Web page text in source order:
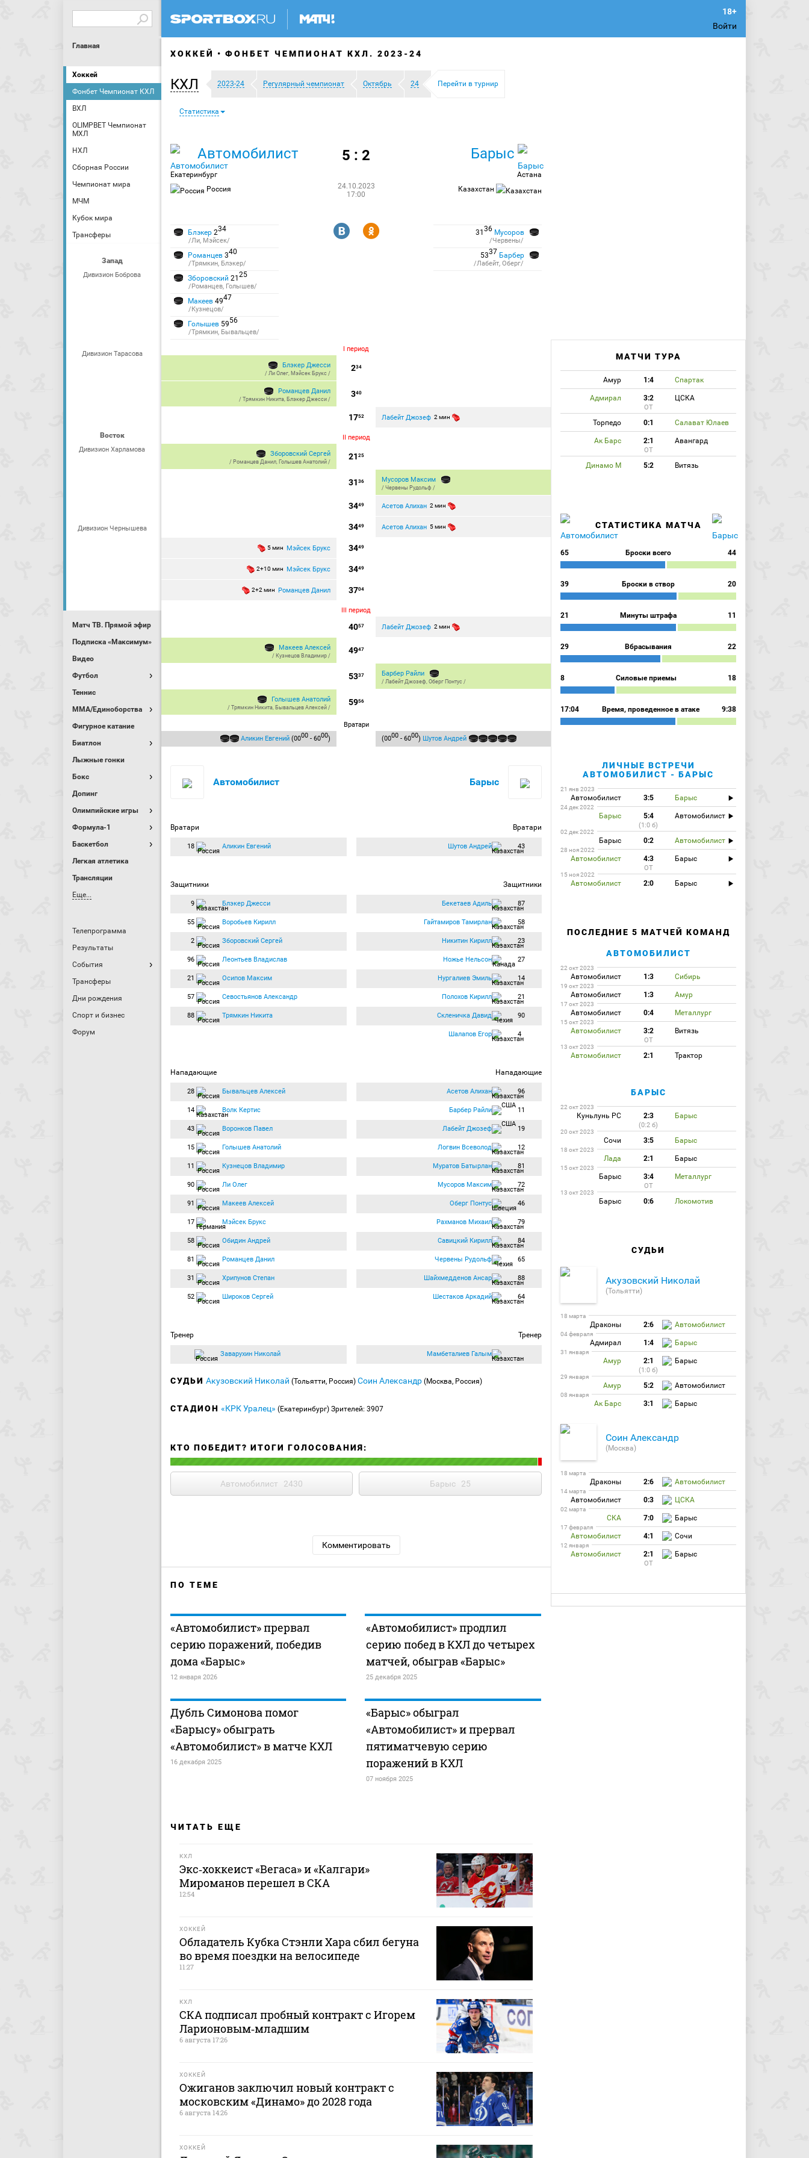
Войти
Главная
Хоккей
Фонбет Чемпионат КХЛ
ВХЛ
OLIMPBET Чемпионат
МХЛ
НХЛ
Сборная России
Чемпионат мира
МЧМ
Кубок мира
Трансферы
Запад
Дивизион Боброва
Дивизион Тарасова
Восток
Дивизион Харламова
Дивизион Чернышева
Матч ТВ. Прямой эфир
Подписка «Максимум»
Видео
Футбол
Теннис
MMA/Единоборства
Фигурное катание
Биатлон
Лыжные гонки
Бокс
Допинг
Олимпийские игры
Формула-1
Баскетбол
Легкая атлетика
Трансляции
Еще...
Телепрограмма
Результаты
События
Трансферы
Дни рождения
Спорт и бизнес
Форум
ХОККЕЙ ФОНБЕТ ЧЕМПИОНАТ КХЛ. 2023-24
КХЛ 2023-24 Регулярный чемпионат Октябрь 24 Перейти в турнир
Статистика
Автомобилист
Екатеринбург
Россия
5 : 2
24.10.2023
17:00
Барыс
Астана
Казахстан
Блэкер 234
/Ли, Мэйсек/
Романцев 340
/Трямкин, Блэкер/
Зборовский 21 25
/Романцев, Голышев/
Макеев 4947
/Кузнецов/
Голышев 5956
/Трямкин, Бывальцев/
R Y 3136 Мусоров
/Червены/
5337 Барбер
/Лабейт, Оберг/
I период
234
Блэкер Джесси
/Ли Олег, Мэйсек Брукс /
340
Романцев Данил
/Трямкин Никита, Блэкер Джесси /
1752 Лабейт Джозеф 2 мин
II период
21 25
Зборовский Сергей
/ Романцев Данил, Голышев Анатолий /
31 36 Мусоров Максим
/Червены Рудольф /
3449 Асетов Алихан 2 мин
3449 Асетов Алихан 5 мин
3449
5 мин Мэйсек Брукс
3449
2+10 мин Мэйсек Брукс
3704
2+2 мин Романцев Данил
III период
4057 Лабейт Джозеф 2 мин
4947
Макеев Алексей
/ Кузнецов Владимир /
5337 Барбер Райли
/Лабейт Джозеф,Оберг Понтус /
5956
Голышев Анатолий
/Трямкин Никита, Бывальцев Алексей /
Вратари
Аликин Евгений (0000 - 6000) (0000 - 6000) Шутов Андрей
Автомобилист
Вратари
18 Аликин Евгений
Защитники
9 Блэкер Джесси
55 Воробьев Кирилл
2 Зборовский Сергей
96 Леонтьев Владислав
21 Осипов Максим
57 Севостьянов Александр
88 Трямкин Никита
Нападающие
28 Бывальцев Алексей
14 Волк Кертис
43 Воронков Павел
15 Голышев Анатолий
11 Кузнецов Владимир
90 Ли Олег
91 Макеев Алексей
17 Мэйсек Брукс
58 Обидин Андрей
81 Романцев Данил
31 Хрипунов Степан
52 Широков Сергей
Тренер
Заварухин Николай
Барыс
Вратари
Шутов Андрей 43
Защитники
Бекетаев Адиль 87
Гайтамиров Тамирлан 58
Никитин Кирилл 23
Ножье Нельсон 27
Нургалиев Эмиль 14
Полохов Кирилл 21
Скленичка Давид 90
Шалапов Егор 4
Нападающие
Асетов Алихан 96
Барбер Райли 11
Лабейт Джозеф 19
Логвин Всеволод 12
Муратов Батырлан 81
Мусоров Максим 72
Оберг Понтус 46
Рахманов Михаил 79
Савицкий Кирилл 84
Червены Рудольф 65
Шайхмедденов Ансар 88
Шестаков Аркадий 64
Тренер
Мамбеталиев Галым
СУДЬИ Акузовский Николай (Тольятти, Россия) Соин Александр (Москва, Россия)
СТАДИОН «КРК Уралец» (Екатеринбург) Зрителей: 3907
КТО ПОБЕДИТ? ИТОГИ ГОЛОСОВАНИЯ:
Автомобилист 2430 Барыс 25
Комментировать
ПО ТЕМЕ
«Автомобилист» прервал
серию поражений, победив
дома «Барыс»
12 января 2026
«Автомобилист» продлил
серию побед в КХЛ до четырех
матчей, обыграв «Барыс»
25 декабря 2025
Дубль Симонова помог
«Барысу» обыграть
«Автомобилист» в матче КХЛ
16 декабря 2025
«Барыс» обыграл
«Автомобилист» и прервал
пятиматчевую серию
поражений в КХЛ
07 ноября 2025
ЧИТАТЬ ЕЩЕ
КХЛ
Экс‑хоккеист «Вегаса» и «Калгари»
Мироманов перешел в СКА
12:54
ХОККЕЙ
Обладатель Кубка Стэнли Хара сбил бегуна
во время поездки на велосипеде
11:27
КХЛ
СКА подписал пробный контракт с Игорем
Ларионовым‑младшим
6 августа 17:26
ХОККЕЙ
Ожиганов заключил новый контракт с
московским «Динамо» до 2028 года
6 августа 14:26
ХОККЕЙ
МАТЧИ ТУРА
Амур 1:4 Спартак
Адмирал 3:2 ЦСКА
ОТ
Торпедо 0:1 Салават Юлаев
Ак Барс 2:1 Авангард
ОТ
Динамо М 5:2 Витязь
СТАТИСТИКА МАТЧА
65 Броски всего 44
39 Броски в створ 20
21 Минуты штрафа 11
29 Вбрасывания 22
8 Силовые приемы 18
17:04 Время, проведенное в атаке 9:38
ЛИЧНЫЕ ВСТРЕЧИ
АВТОМОБИЛИСТ - БАРЫС
21 янв 2023
Автомобилист 3:5 Барыс
24 дек 2022
Барыс 5:4 Автомобилист
(1:0 б)
02 дек 2022
Барыс 0:2 Автомобилист
28 ноя 2022
Автомобилист 4:3 Барыс
ОТ
15 ноя 2022
Автомобилист 2:0 Барыс
ПОСЛЕДНИЕ 5 МАТЧЕЙ КОМАНД
АВТОМОБИЛИСТ
22 окт 2023
Автомобилист 1:3 Сибирь
19 окт 2023
Автомобилист 1:3 Амур
17 окт 2023
Автомобилист 0:4 Металлург
15 окт 2023
Автомобилист 3:2 Витязь
ОТ
13 окт 2023
Автомобилист 2:1 Трактор
БАРЫС
22 окт 2023
Куньлунь РС 2:3 Барыс
(0:2 б)
20 окт 2023
Сочи 3:5 Барыс
18 окт 2023
Лада 2:1 Барыс
15 окт 2023
Барыс 3:4 Металлург
ОТ
13 окт 2023
Барыс 0:6 Локомотив
СУДЬИ
Акузовский Николай
(Тольятти)
18 марта
Драконы 2:6 Автомобилист
04 февраля
Адмирал 1:4 Барыс
31 января
Амур 2:1 Барыс
(1:0 б)
29 января
Амур 5:2 Автомобилист
08 января
Ак Барс 3:1 Барыс
Соин Александр
(Москва)
18 марта
Драконы 2:6 Автомобилист
14 марта
Автомобилист 0:3 ЦСКА
02 марта
СКА 7:0 Барыс
17 февраля
Автомобилист 4:1 Сочи
12 января
Автомобилист 2:1 Барыс
ОТ